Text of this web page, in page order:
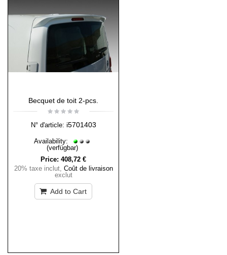
Becquet de toit 2-pcs.
N° d'article: i5701403
Availability:
(verfügbar)
Price: 408,72 €
20% taxe inclut, Coût de livraison
exclut
Add to Cart